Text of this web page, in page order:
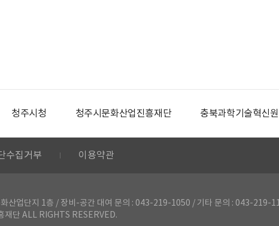
청주시청 청주시문화산업진흥재단 충북과학기술혁신원
수집거부 이용약관
화산업단지 1층 / 장비-공간 대여 문의 : 043-219-1050 / 기타 문의 : 043-
재단 ALL RIGHTS RESERVED.